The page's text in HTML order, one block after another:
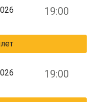
19:00
19:00